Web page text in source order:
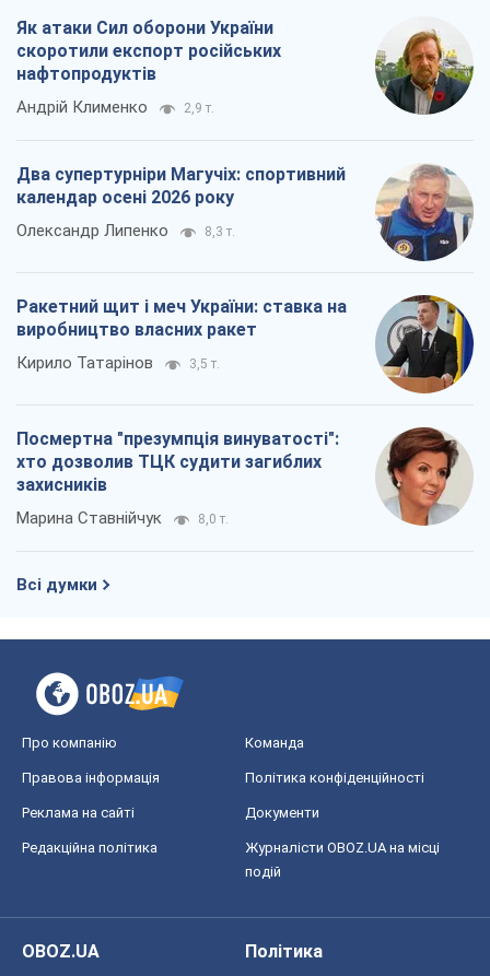
Як атаки Сил оборони України
скоротили експорт російських
нафтопродуктів
Андрій Клименко 2,9 т.
Два супертурніри Магучіх: спортивний
календар осені 2026 року
Олександр Липенко 8,3 т.
Ракетний щит і меч України: ставка на
виробництво власних ракет
Кирило Татарінов 3,5 т.
Посмертна "презумпція винуватості":
хто дозволив ТЦК судити загиблих
захисників
Марина Ставнійчук 8,0 т.
Всі думки
Про компанію Команда
Правова інформація Політика конфіденційності
Реклама на сайті Документи
Редакційна політика
Журналісти OBOZ.UA на місці
подій
OBOZ.UA
Політика